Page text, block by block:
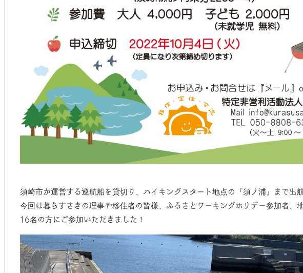
須崎市が運営する巡航船を貸切り、ハイキングスタート地点の『須ノ浦』まで出航
今回は暮らすさきの理事や移住者の皆様、ふるさとワーキングホリデー参加者、
16名の方にご参加いただきました！